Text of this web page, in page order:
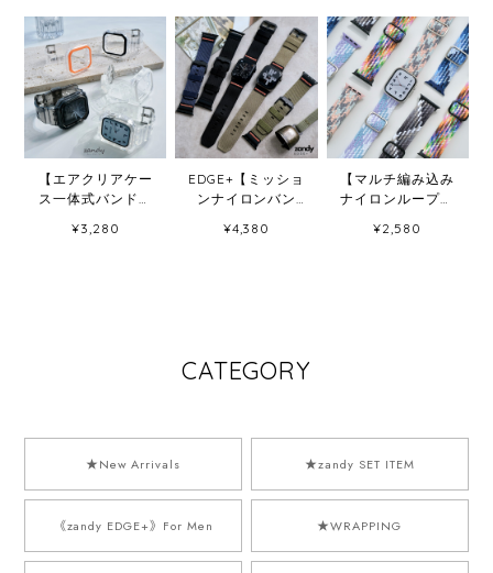
【エアクリアケー
ス一体式バンド】
ォッチバンド 一体
¥3,280
EDGE+【ミッショ
ンナイロンバン
ルウォッチバンド
¥4,380
【マルチ編み込み
ナイロンループ】
ッチバンド ナイロ
¥2,580
CATEGORY
★New Arrivals ★zandy SET ITEM
《zandy EDGE+》For Men ★WRAPPING